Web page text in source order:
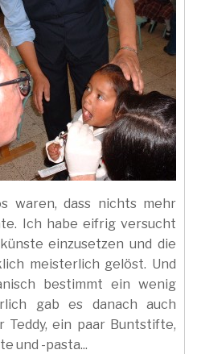
waren, dass nichts mehr
Ich habe eifrig versucht
einzusetzen und die
meisterlich gelöst. Und
bestimmt ein wenig
gab es danach auch
Teddy, ein paar Buntstifte,
und -pasta...